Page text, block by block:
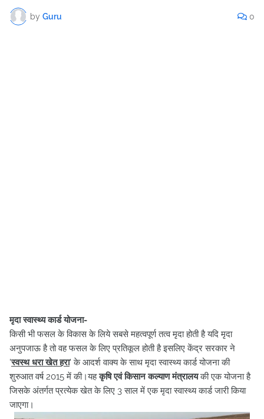
by Guru 0
मृदा स्वास्थ्य कार्ड योजना-
किसी भी फसल के विकास के लिये सबसे महत्वपूर्ण तत्व मृदा होती है यदि मृदा
अनुपजाऊ है तो वह फसल के लिए प्रतिकूल होती है इसलिए केंद्र सरकार ने
'स्वस्थ धरा खेत हरा' के आदर्श वाक्य के साथ मृदा स्वास्थ्य कार्ड योजना की
शुरुआत वर्ष 2015 में की।यहकृषि एवं किसान कल्याण मंत्रालयकी एक योजना है
जिसके अंतर्गत प्रत्येक खेत के लिए 3 साल में एक मृदा स्वास्थ्य कार्ड जारी किया
जाएगा।